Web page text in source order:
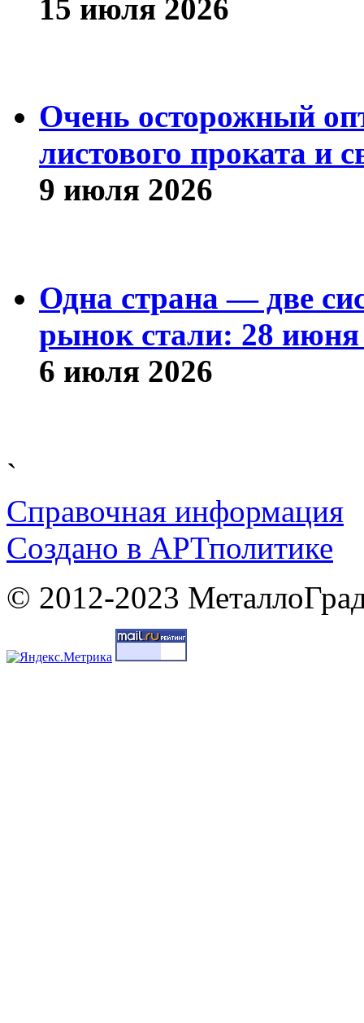
15 июля 2026
Очень осторожный
листового проката и
9 июля 2026
Одна страна — две
рынок стали: 28
6 июля 2026
`
Справочная информация
Cоздано в АРТполитике
© 2012-2023